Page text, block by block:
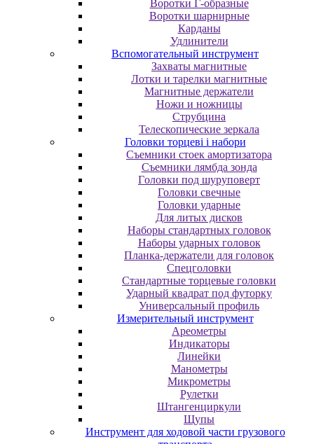
Воротки Г-образные
Воротки шарнирные
Карданы
Удлинители
Вспомогательный инструмент
Захваты магнитные
Лотки и тарелки магнитные
Магнитные держатели
Ножи и ножницы
Струбцина
Телескопические зеркала
Головки торцеві і набори
Cъeмники cтoeк aмopтизaтopa
Cъeмники лямбдa зoндa
Гoлoвки пoд шуpупoвepт
Головки свечные
Головки ударные
Для литых дисков
Наборы стандартных головок
Наборы ударных головок
Планка-держатели для головок
Спецголовки
Стандартные торцевые головки
Ударный квадрат под футорку
Универсальный профиль
Измерительный инструмент
Ареометры
Индикаторы
Линейки
Манометры
Микрометры
Рулетки
Штангенциркули
Щупы
Инструмент для ходовой части грузового